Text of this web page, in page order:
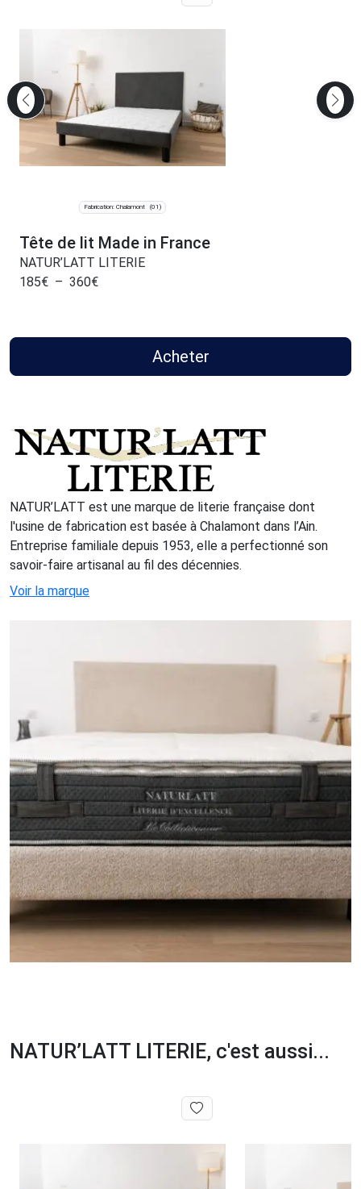
Fabrication: Chalamont (01)
Tête de lit Made in France
NATUR’LATT LITERIE
185€ – 360€
Acheter
NATUR’LATT est une marque de literie française dont
l'usine de fabrication est basée à Chalamont dans l’Ain.
Entreprise familiale depuis 1953, elle a perfectionné son
savoir-faire artisanal au fil des décennies.
Voir la marque
NATUR’LATT LITERIE, c'est aussi...